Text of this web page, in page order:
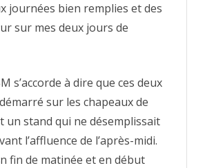
journées bien remplies et des
sur mes deux jours de
s’accorde à dire que ces deux
sur les chapeaux de
un stand qui ne désemplissait
l’affluence de l’après-midi.
fin de matinée et en début